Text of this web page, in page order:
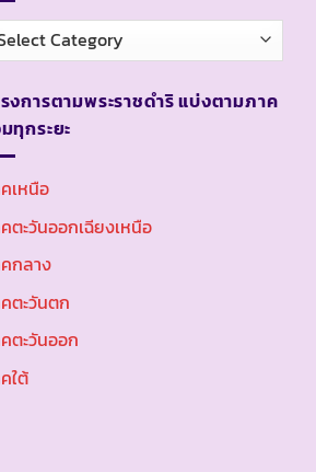
วด
งการตามพระราชดำริ แบ่งตามภาค
ทุกระยะ
เหนือ
ตะวันออกเฉียงเหนือ
กลาง
ตะวันตก
ตะวันออก
ใต้